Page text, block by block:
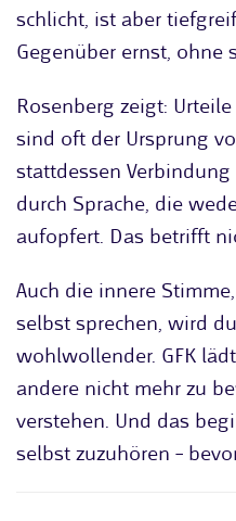
schlicht, ist aber
Gegenüber ernst, ohne
Rosenberg zeigt:
sind oft der Ursprung
stattdessen
durch Sprache, die
aufopfert. Das betrifft
Auch die innere
selbst sprechen, wird
wohlwollender. GFK
andere nicht mehr zu
verstehen. Und das
selbst zuzuhören –